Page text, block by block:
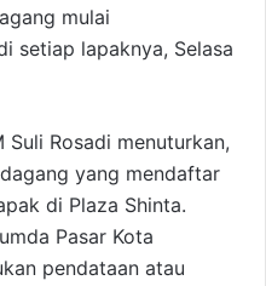
mulai
setiap lapaknya, Selasa
Rosadi menuturkan,
yang mendaftar
di Plaza Shinta.
Pasar Kota
pendataan atau